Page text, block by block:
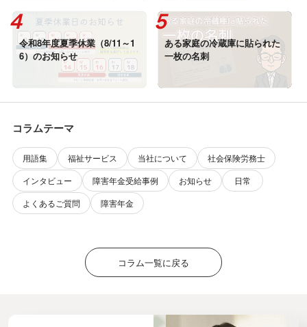
令和8年度夏季休業（8/11～1
6）のお知らせ
ある家庭の冷蔵庫に貼られた
一枚の名刺
コラムテーマ
用語集 福祉サービス 当社について
社会保険労務士
インタビュー
障害年金受給事例 お知らせ
日常
よくあるご質問
障害年金
コラム一覧に戻る